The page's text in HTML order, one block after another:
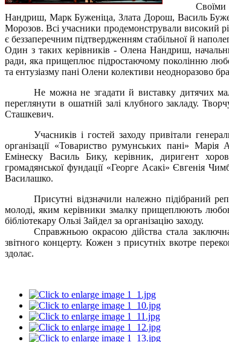
Своїми
Нандриш, Марк Буженіца, Злата Дорош, Василь
Морозов.Всі учасники продемонстрували високий
є беззаперечним підтвердженням стабільної й
Один з таких керівників - Олена Нандриш,
ради, яка прищеплює підростаючому поколінню
та ентузіазму пані Олени колективи неодноразово
Не можна не згадати й виставку дитячих
переглянути в ошатній залі клубного закладу.
Сташкевич.
Учасників і гостей заходу привітали
організації «Товариство румунських пані»
Емінеску Василь Бику, керівник, диригент
громадянської фундації «Георге Асакі» Євгенія
Василашко.
Присутні відзначили належно підібраний
молоді, яким керівники змалку прищеплюють
бібліотекару Ользі Зайдел за організацію заходу.
Справжньою окрасою дійства стала
звітного концерту. Кожен з присутніх вкотре
здолає.